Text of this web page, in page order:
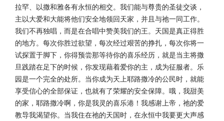
拉罕、以撒和雅各有永恒的相交。我们能与尊贵的圣徒交谈，
主以大爱和大能将他们安全地领回天家，并且与祂一同工作。
我们不再独唱，而是在合唱中赞美我们的王。天国是真正得胜
的地方。每次你胜过欲望，每次经过艰苦的挣扎，每次你将一
试探置于脚下，你得预尝那等待你的喜乐经历，就是当主将撒
旦践踏在足下的时候，你发现藉着爱你的主，成为征服者。乐
园是一个完全的处所。当你成为天上耶路撒冷的公民时，就能
享受信心的全部保证，也就有了荣耀的安全保障。哦，我甜美
的家，耶路撒冷啊，你是我灵的喜乐港！我感谢上帝，祂的爱
教导我渴望你。当我住在祂的天国时，在永恒中我要更大声感